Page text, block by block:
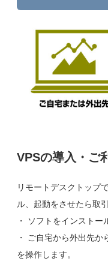
VPSの導入・ご
リモートデスクトップ
ル、起動をさせたら取
・ ソフトをインスト
・ ご自宅から外出先
を操作します。